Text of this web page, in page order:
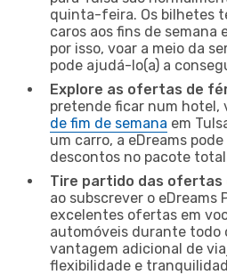
quinta-feira. Os bilhetes
caros aos fins de semana
por isso, voar a meio da
pode ajudá-lo(a) a
Explore as ofertas de
pretende ficar num hotel,
de fim de semana em
um carro, a eDreams
descontos no pacote
Tire partido das ofertas
ao subscrever o eDreams
excelentes ofertas em
automóveis durante todo
vantagem adicional de
flexibilidade e